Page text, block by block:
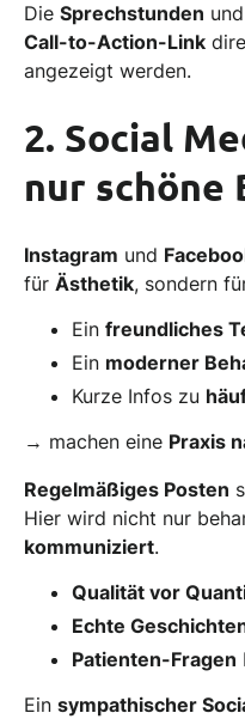
Die Sprechstunden und
Call-to-Action-Link
angezeigt werden.
2. Social
nur schöne
Instagram und
für Ästhetik, sondern
Ein freundliches
Ein moderner
Kurze Infos zu
→ machen eine Praxis
Regelmäßiges Posten
Hier wird nicht nur
kommuniziert.
Qualität vor
Echte
Patienten-Fragen
Ein sympathischer